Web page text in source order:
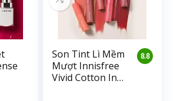
8.8
Son Tint Lì Mềm
Mượt Innisfree
Vivid Cotton Ink